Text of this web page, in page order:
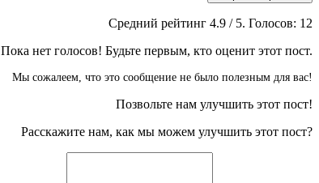
Средний рейтинг 4.9 / 5. Голосов: 12
Пока нет голосов! Будьте первым, кто оценит этот пост.
Мы сожалеем, что это сообщение не было полезным для вас!
Позвольте нам улучшить этот пост!
Расскажите нам, как мы можем улучшить этот пост?